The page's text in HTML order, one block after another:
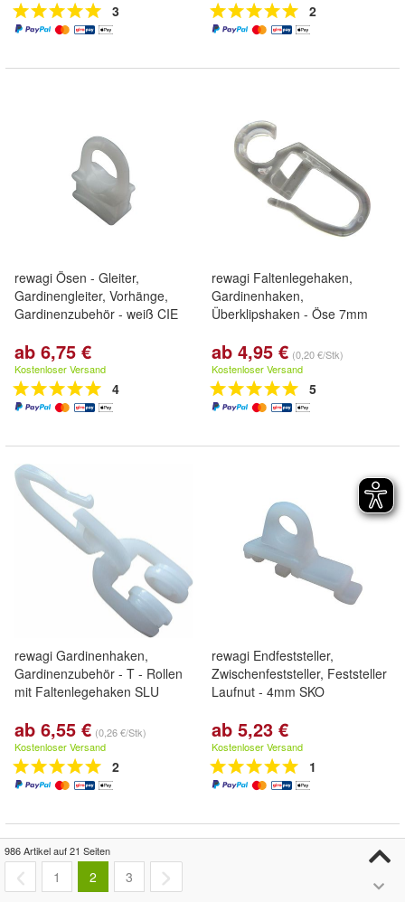
3 2
rewagi Ösen - Gleiter,
Gardinengleiter, Vorhänge,
Gardinenzubehör - weiß CIE
ab 6,75 €
Kostenloser Versand
4
rewagi Faltenlegehaken,
Gardinenhaken,
Überklipshaken - Öse 7mm
ab 4,95 € (0,20 €/Stk)
Kostenloser Versand
5
rewagi Gardinenhaken,
Gardinenzubehör - T - Rollen
mit Faltenlegehaken SLU
ab 6,55 € (0,26 €/Stk)
Kostenloser Versand
2
rewagi Endfeststeller,
Zwischenfeststeller, Feststeller
Laufnut - 4mm SKO
ab 5,23 €
Kostenloser Versand
1
986 Artikel auf 21 Seiten
1 2 3